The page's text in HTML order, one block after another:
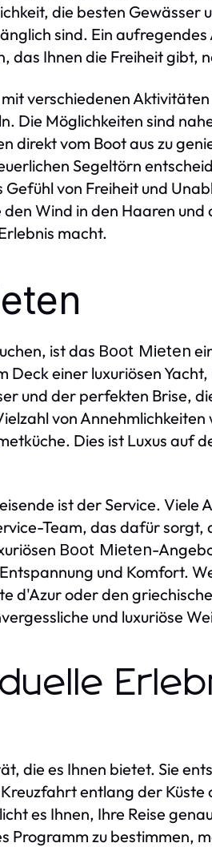
die besten Gewässer
sind. Ein
das Ihnen die Freiheit gibt,
verschiedenen
Die Möglichkeiten sind
direkt vom Boot aus zu
Segeltörn
von Freiheit und
Wind in den Haaren und
macht.
ist das Boot Mieten
Deck einer luxuriösen
und der perfekten Brise,
von Annehmlichkeiten
Dies ist Luxus auf
ist der Service. Viele
Team, das dafür sorgt,
Boot Mieten-
und Komfort.
d'Azur oder den
und luxuriöse
die es Ihnen bietet. Sie
entlang der
es Ihnen, Ihre Reise
Programm zu bestimmen,